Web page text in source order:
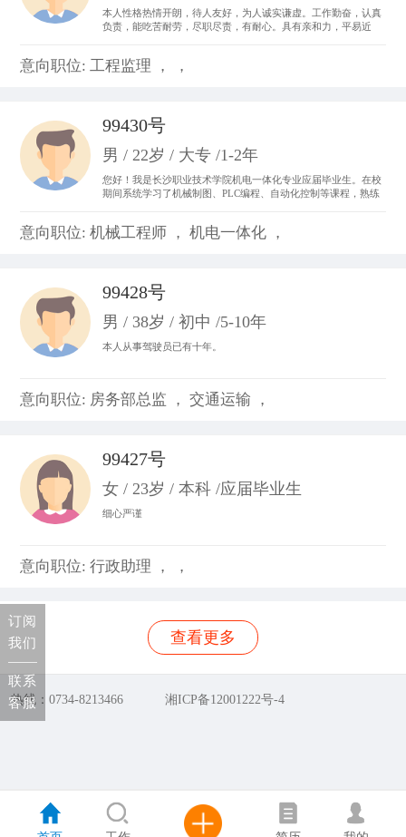
本人性格热情开朗，待人友好，为人诚实谦虚。工作勤奋，认真
负责，能吃苦耐劳，尽职尽责，有耐心。具有亲和力，平易近
的精神，并从工作中体会到乐趣，尽心尽力。
意向职位: 工程监理 ， ，
99430号
男 / 22岁 / 大专 /1-2年
您好！我是长沙职业技术学院机电一体化专业应届毕业生。在校
期间系统学习了机械制图、PLC编程、自动化控制等课程，熟练
验。我善于团队协作，动手能力强，对工业自动化领域充满热情
意向职位: 机械工程师 ， 机电一体化 ，
99428号
男 / 38岁 / 初中 /5-10年
本人从事驾驶员已有十年。
意向职位: 房务部总监 ， 交通运输 ，
99427号
女 / 23岁 / 本科 /应届毕业生
细心严谨
意向职位: 行政助理 ， ，
查看更多
热线：0734-8213466 湘ICP备12001222号-4
订阅
我们
联系
客服